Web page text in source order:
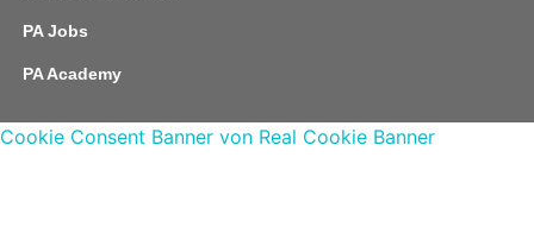
PA Jobs
PA Academy
Cookie Consent Banner von Real Cookie Banner